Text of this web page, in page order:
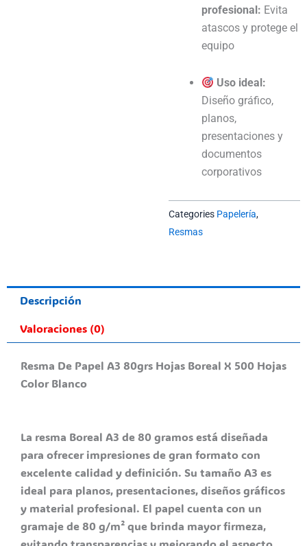
profesional: Evita
atascos y protege el
equipo
Uso ideal:
Diseño gráfico,
planos,
presentaciones y
documentos
corporativos
Categories Papelería,
Resmas
Descripción
Valoraciones (0)
Resma De Papel A3 80grs Hojas Boreal X 500 Hojas
Color Blanco
La resma Boreal A3 de 80 gramos está diseñada
para ofrecer impresiones de gran formato con
excelente calidad y definición. Su tamaño A3 es
ideal para planos, presentaciones, diseños gráficos
y material profesional. El papel cuenta con un
gramaje de 80 g/m² que brinda mayor firmeza,